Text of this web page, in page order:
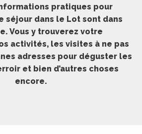
pratiques pour
séjour dans le Lot sont dans
Vous y trouverez votre
activités, les visites à ne pas
adresses pour déguster les
et bien d’autres choses
encore.